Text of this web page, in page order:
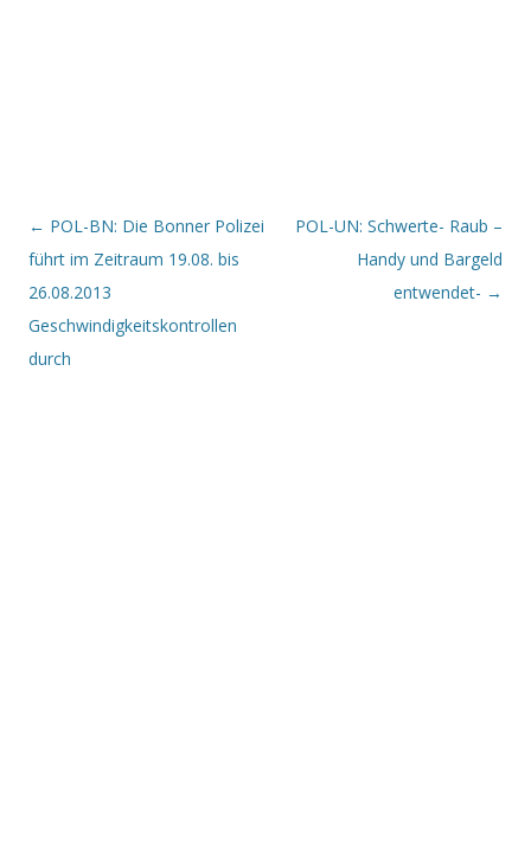
Beitrags-Navigation
← POL-BN: Die Bonner Polizei
führt im Zeitraum 19.08. bis
26.08.2013
Geschwindigkeitskontrollen
durch
POL-UN: Schwerte- Raub –
Handy und Bargeld
entwendet- →